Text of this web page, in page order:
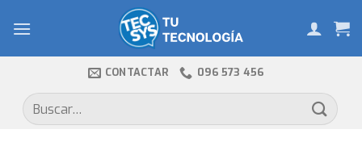
CONTACTAR 096 573 456
Buscar
por: